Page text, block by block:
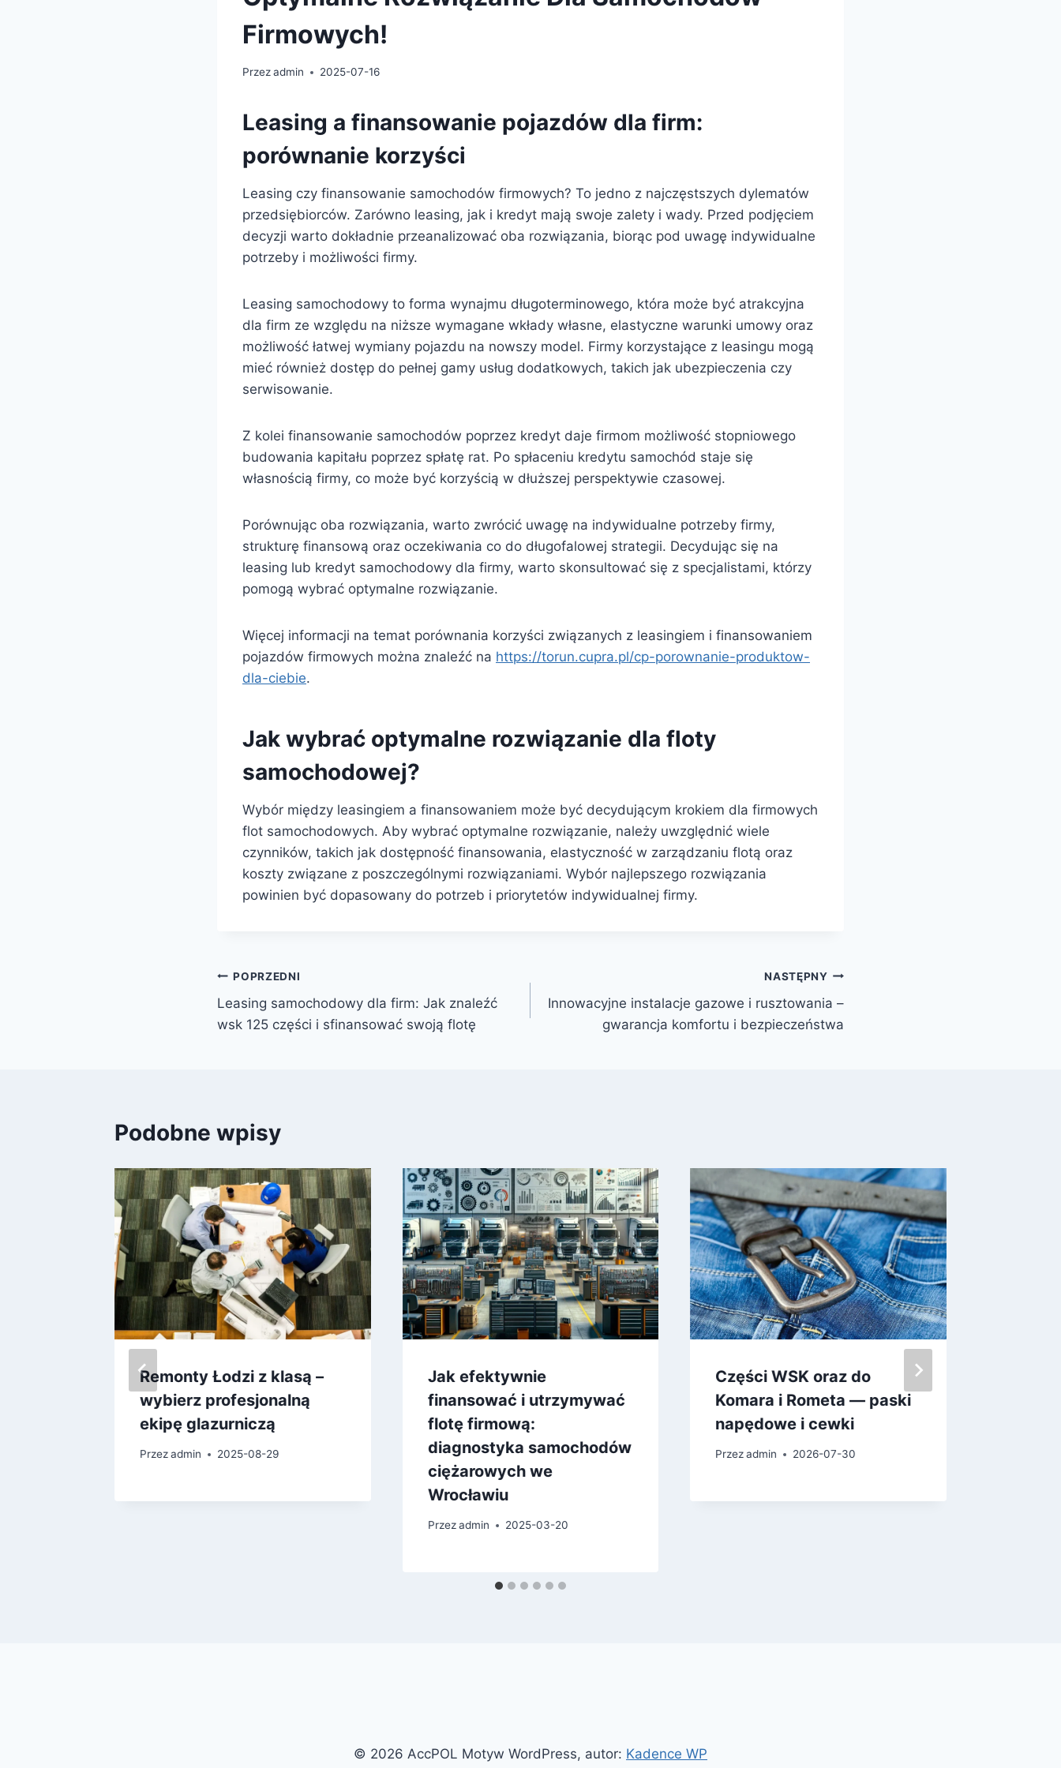
Firmowych!
Przezadmin 2025-07-16
Leasing a finansowanie pojazdów dla firm:
porównanie korzyści
Leasing czy finansowanie samochodów firmowych? To jedno z najczęstszych dylematów
przedsiębiorców. Zarówno leasing, jak i kredyt mają swoje zalety i wady. Przed podjęciem
decyzji warto dokładnie przeanalizować oba rozwiązania, biorąc pod uwagę indywidualne
potrzeby i możliwości firmy.
Leasing samochodowy to forma wynajmu długoterminowego, która może być atrakcyjna
dla firm ze względu na niższe wymagane wkłady własne, elastyczne warunki umowy oraz
możliwość łatwej wymiany pojazdu na nowszy model. Firmy korzystające z leasingu mogą
mieć również dostęp do pełnej gamy usług dodatkowych, takich jak ubezpieczenia czy
serwisowanie.
Z kolei finansowanie samochodów poprzez kredyt daje firmom możliwość stopniowego
budowania kapitału poprzez spłatę rat. Po spłaceniu kredytu samochód staje się
własnością firmy, co może być korzyścią w dłuższej perspektywie czasowej.
Porównując oba rozwiązania, warto zwrócić uwagę na indywidualne potrzeby firmy,
strukturę finansową oraz oczekiwania co do długofalowej strategii. Decydując się na
leasing lub kredyt samochodowy dla firmy, warto skonsultować się z specjalistami, którzy
pomogą wybrać optymalne rozwiązanie.
Więcej informacji na temat porównania korzyści związanych z leasingiem i finansowaniem
pojazdów firmowych można znaleźć na https://torun.cupra.pl/cp-porownanie-produktow-
dla-ciebie.
Jak wybrać optymalne rozwiązanie dla floty
samochodowej?
Wybór między leasingiem a finansowaniem może być decydującym krokiem dla firmowych
flot samochodowych. Aby wybrać optymalne rozwiązanie, należy uwzględnić wiele
czynników, takich jak dostępność finansowania, elastyczność w zarządzaniu flotą oraz
koszty związane z poszczególnymi rozwiązaniami. Wybór najlepszego rozwiązania
powinien być dopasowany do potrzeb i priorytetów indywidualnej firmy.
Nawigacja
wpisu
POPRZEDNI
Leasing samochodowy dla firm: Jak znaleźć
wsk 125 części i sfinansować swoją flotę
NASTĘPNY
Innowacyjne instalacje gazowe i rusztowania –
gwarancja komfortu i bezpieczeństwa
Podobne wpisy
Remonty Łodzi z klasą –
wybierz profesjonalną
ekipę glazurniczą
Przezadmin 2025-08-29
Jak efektywnie
finansować i utrzymywać
flotę firmową:
diagnostyka samochodów
ciężarowych we
Wrocławiu
Przez admin 2025-03-20
Części WSK oraz do
Komara i Rometa — paski
napędowe i cewki
Przez admin 2026-07-30
© 2026 AccPOL Motyw WordPress, autor: Kadence WP